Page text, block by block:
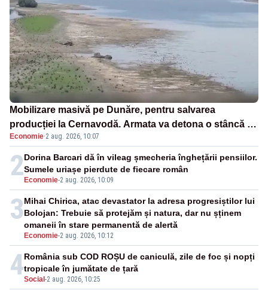
Mobilizare masivă pe Dunăre, pentru salvarea
producției la Cernavodă. Armata va detona o stâncă și
va devia apa fluviului - IMAGINI AERIENE
Economie·2 aug. 2026, 10:07
2 Economie-2 aug. 2026, 10:09
Dorina Barcari dă în vileag șmecheria înghețării pensiilor.
Sumele uriașe pierdute de fiecare român
3
Economie-2 aug. 2026, 10:12
Mihai Chirica, atac devastator la adresa progresiștilor lui
Bolojan: Trebuie să protejăm și natura, dar nu șținem
omaneii în stare permanentă de alertă
4Social -2 aug. 2026, 10:25
România sub COD ROȘU de caniculă, zile de foc și nopți
tropicale în jumătate de țară